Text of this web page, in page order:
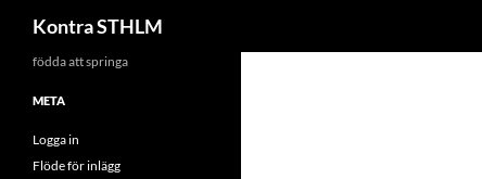
Hoppa
Kontra STHLM
födda att springa
META
Logga in
Flöde för inlägg